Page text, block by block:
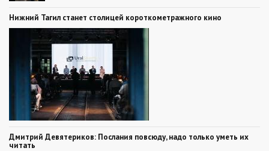
Нижний Тагил станет столицей короткометражного кино
Дмитрий Девятериков: Послания повсюду, надо только уметь их
читать